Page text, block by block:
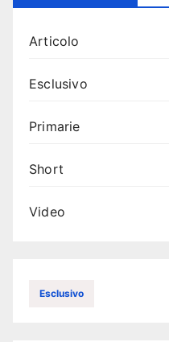
Articolo
Esclusivo
Primarie
Short
Video
Esclusivo